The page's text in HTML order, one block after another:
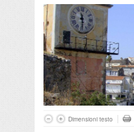
Dimensioni testo